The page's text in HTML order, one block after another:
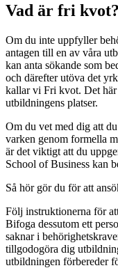
Vad är fri kvot?
Om du inte uppfyller
antagen till en av våra
kan anta sökande som
och därefter utöva det
kallar vi Fri kvot. Det här
utbildningens platser.
Om du vet med dig att
varken genom formella
är det viktigt att du
School of Business kan
Så hör gör du för att
Följ instruktionerna för
Bifoga dessutom ett
saknar i
tillgodogöra dig
utbildningen förbereder